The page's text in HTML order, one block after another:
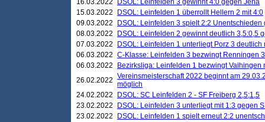
16.03.2022
DSOL: Leinfelden 3 gewinnt 4:0 gegen Jena
15.03.2022
DSOL: Leinfelden 1 überrollt Hellern 2 mit 4:0
09.03.2022
DSOL: Leinfelden 3 spielt 2:2 Unentschieden
08.03.2022
DSOL: Leinfelden 2 gewinnt deutlich 3,5:0,5
07.03.2022
DSOL: Leinfelden 1 unterliegt Porz 3 deutlich
06.03.2022 C-Klasse: Leinfelden 3 bezwingt Renningen
06.03.2022
Bezirksliga: Leinfelden 1 bezwingt Vaihingen
26.02.2022 Vereinsmeisterschaft 2022 beginnt am
möglich
24.02.2022
DSOL: SC Leinfelden 2 - SF Freiberg 2,5;1,5
23.02.2022
DSOL: Leinfelden 3 unterliegt mit 1:3 gegen
23.02.2022
DSOL: Leinfelden 1 spielt erneut 2:2